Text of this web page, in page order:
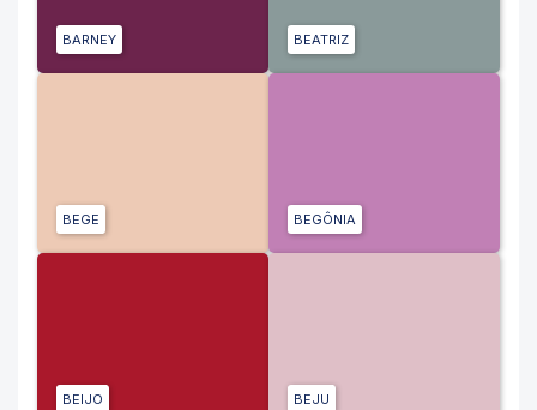
BARNEY BEATRIZ
BEGE BEGÔNIA
BEIJO BEJU